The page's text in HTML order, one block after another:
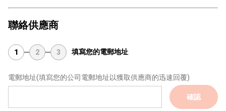
聯絡供應商
1 2 3 填寫您的電郵地址
電郵地址(填寫您的公司電郵地址以獲取供應商的迅速回覆)
確認